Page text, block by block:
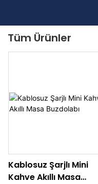
Tüm Ürünler
Kablosuz Şarjlı Mini
Kahve Akıllı Masa